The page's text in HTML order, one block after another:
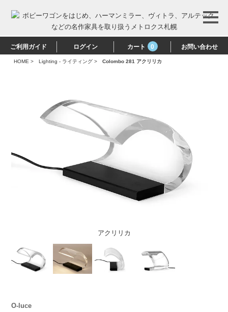
ご利用ガイド ログイン カート 0 お問い合わせ
HOME > Lighting - ライティング > Colombo 281 アクリリカ
アクリリカ
O-luce